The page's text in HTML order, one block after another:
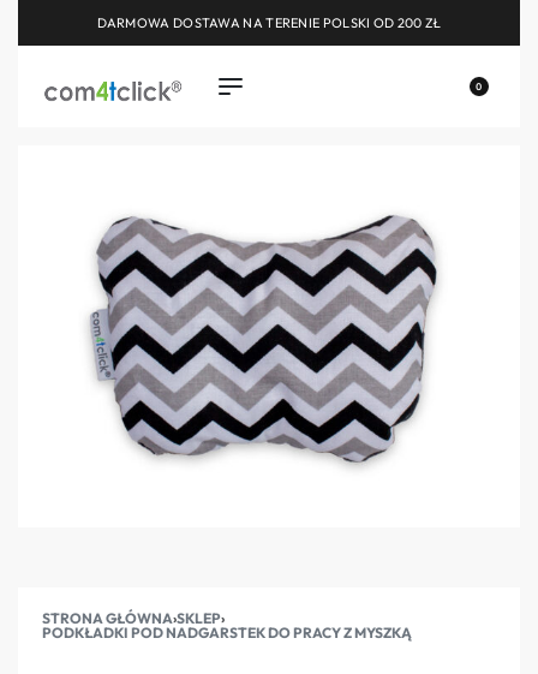
DARMOWA DOSTAWA NA TERENIE POLSKI OD 200 ZŁ
0
STRONA GŁÓWNA›SKLEP›
PODKŁADKI POD NADGARSTEK DO PRACY Z MYSZKĄ